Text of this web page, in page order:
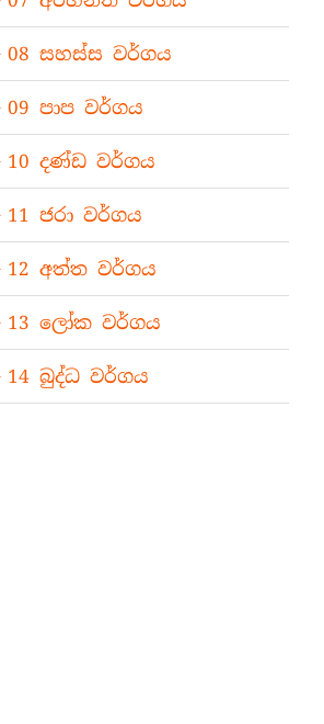
08 සහස්ස වර්ගය
09 පාප වර්ගය
10 දණ්ඩ වර්ගය
11 ජරා වර්ගය
12 අත්ත වර්ගය
13 ලෝක වර්ගය
14 බුද්ධ වර්ගය